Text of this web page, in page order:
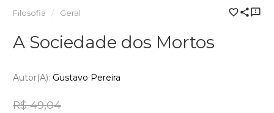
Filosofia Geral
A Sociedade dos Mortos
Autor(a): Gustavo Pereira
R$ 49,04